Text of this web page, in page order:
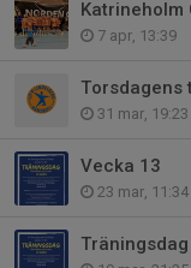
Katrineholm
7 apr, 13:39
Torsdagens
31 mar, 19:23
Vecka 13
23 mar, 11:34